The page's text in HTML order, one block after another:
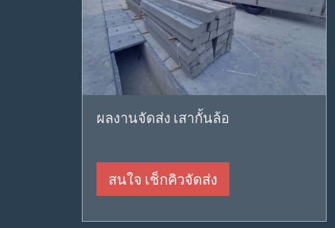
ผลงานจัดส่ง เสากั้นล้อ
สนใจ เช็กคิวจัดส่ง